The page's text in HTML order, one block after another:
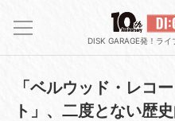
DISK GARAGE発！ラ
「ベルウッド・レコ
ト」、二度とない歴